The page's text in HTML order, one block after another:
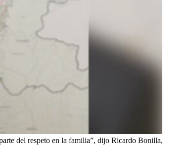
del respeto en la familia”, dijo Ricardo Bonilla,